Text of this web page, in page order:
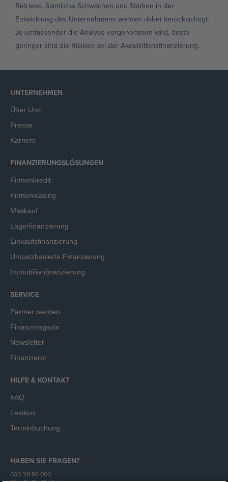
Betriebs. Sämtliche Schwächen und Stärken in der
Entwicklung des Unternehmens werden dabei berücksichtigt.
Je umfassender die Analyse vorgenommen wird, desto
geringer sind die Risiken bei der Akquisitionsfinanzierung.
UNTERNEHMEN
Über Uns
Presse
Karriere
FINANZIERUNGSLÖSUNGEN
Firmenkredit
Firmenleasing
Mietkauf
Lagerfinanzierung
Einkaufsfinanzierung
Umsatzbasierte Finanzierung
Immobilienfinanzierung
SERVICE
Partner werden
Finanzmagazin
Newsletter
Finanzierer
HILFE & KONTAKT
FAQ
Lexikon
Terminbuchung
HABEN SIE FRAGEN?
030 311 96 000